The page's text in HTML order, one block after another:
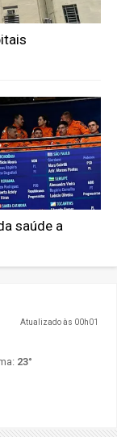
saúde a
Atualizado às 00h01
23°